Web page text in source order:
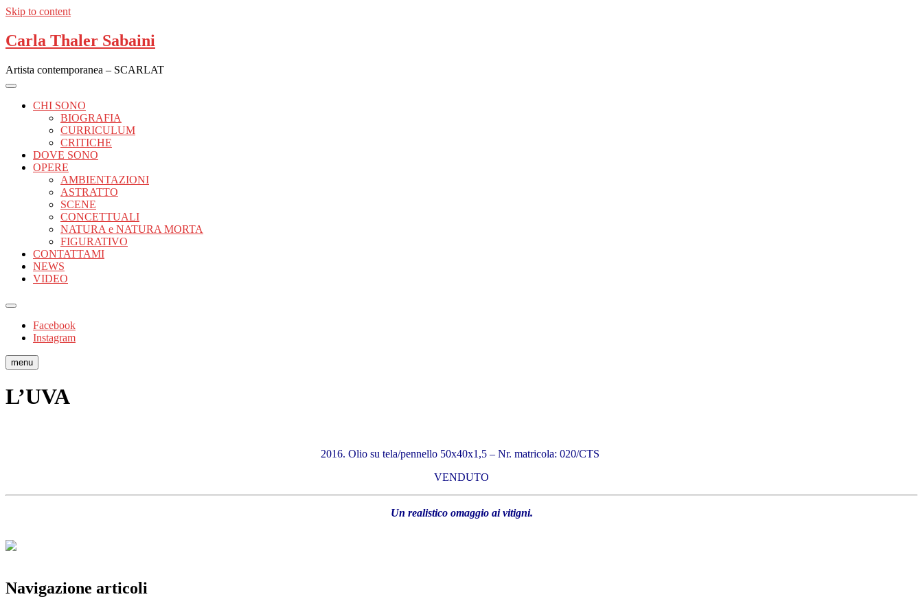
Skip to content
Carla Thaler Sabaini
Artista contemporanea – SCARLAT
CHI SONO
BIOGRAFIA
CURRICULUM
CRITICHE
DOVE SONO
OPERE
AMBIENTAZIONI
ASTRATTO
SCENE
CONCETTUALI
NATURA e NATURA MORTA
FIGURATIVO
CONTATTAMI
NEWS
VIDEO
Facebook
Instagram
menu
L’UVA
2016. Olio su tela/pennello 50x40x1,5 – Nr. matricola: 020/CTS
VENDUTO
Un realistico omaggio ai vitigni.
Navigazione articoli